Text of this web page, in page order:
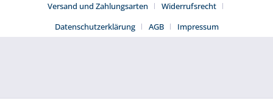
Versand und Zahlungsarten
Widerrufsrecht
Datenschutzerklärung
AGB Impressum